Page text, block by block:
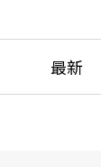
最新
活動